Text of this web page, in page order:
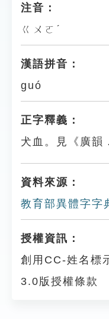
注音：
ㄍㄨㄛˊ
漢語拼音：
guó
正字釋義：
犬血。見《廣韻
資料來源：
教育部異體字字
授權資訊：
創用CC-姓名標
3.0版授權條款